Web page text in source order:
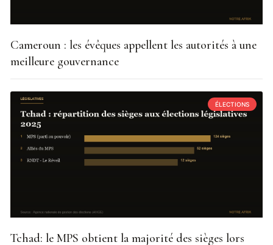
Cameroun : les évêques appellent les autorités à une
meilleure gouvernance
ÉLECTIONS
Tchad: le MPS obtient la majorité des sièges lors